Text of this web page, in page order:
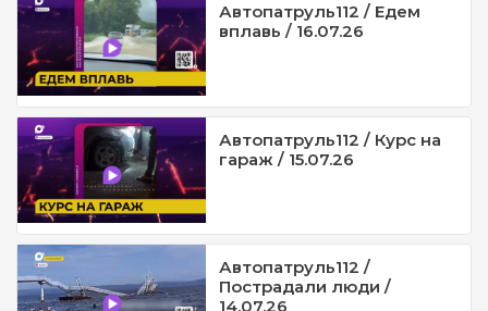
Автопатруль112 / Едем
вплавь / 16.07.26
Автопатруль112 / Курс на
гараж / 15.07.26
Автопатруль112 /
Пострадали люди /
14.07.26